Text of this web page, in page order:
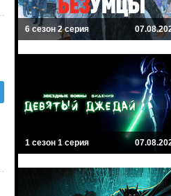
6 сезон 2 серия
1 сезон 1 серия